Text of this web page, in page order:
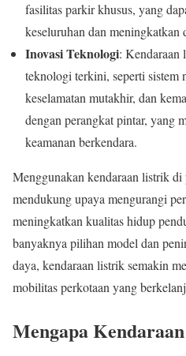
fasilitas parkir khusus, yang
keseluruhan dan
Inovasi Teknologi: Kendaraan
teknologi terkini, seperti sistem
keselamatan mutakhir, dan
dengan perangkat pintar, yang
keamanan berkendara.
Menggunakan kendaraan listrik di
mendukung upaya mengurangi
meningkatkan kualitas hidup
banyaknya pilihan model dan
daya, kendaraan listrik semakin
mobilitas perkotaan yang
Mengapa